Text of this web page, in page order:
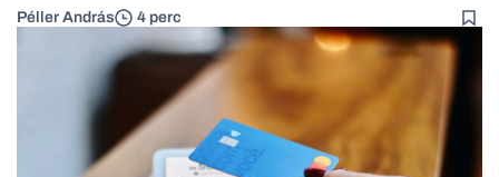
Péller András 4 perc